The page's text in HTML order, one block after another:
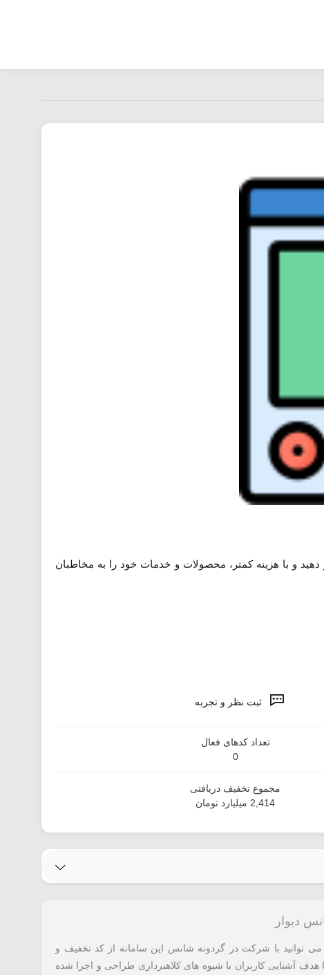
دهید و با هزینه کمتر، محصولات و خدمات خود را به مخاطبان
ثبت نظر و تجربه
تعداد کدهای فعال
0
مجموع تخفیف دریافتی
2,414 میلیارد تومان
دیوار
می توانید با شرکت در گردونه شانس این سامانه از کد تخفیف و
هدف آشنایی کاربران با شیوه های کلاهبرداری طراحی و اجرا شده